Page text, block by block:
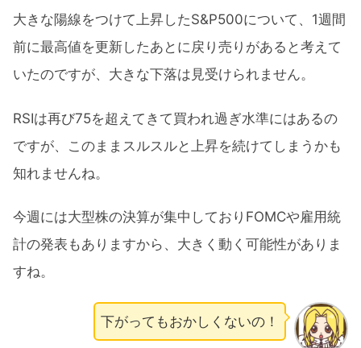
大きな陽線をつけて上昇したS&P500について、1週間
前に最高値を更新したあとに戻り売りがあると考えて
いたのですが、大きな下落は見受けられません。
RSIは再び75を超えてきて買われ過ぎ水準にはあるの
ですが、このままスルスルと上昇を続けてしまうかも
知れませんね。
今週には大型株の決算が集中しておりFOMCや雇用統
計の発表もありますから、大きく動く可能性がありま
すね。
下がってもおかしくないの！